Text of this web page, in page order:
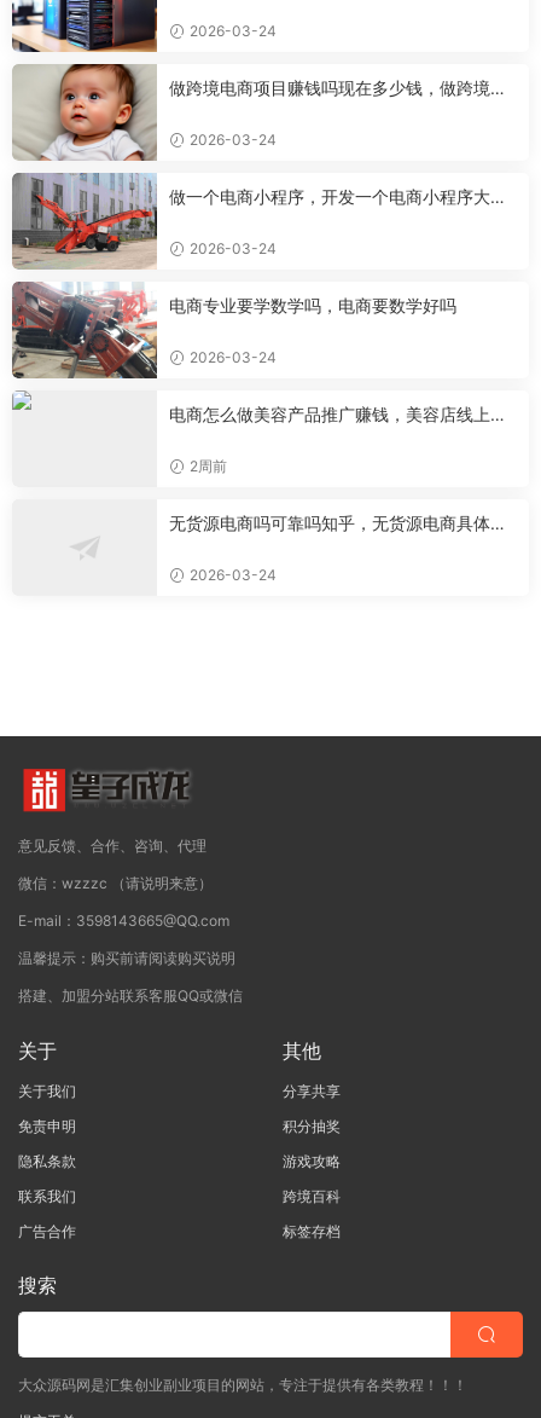
2026-03-24
做跨境电商项目赚钱吗现在多少钱，做跨境电
2026-03-24
做一个电商小程序，开发一个电商小程序大约
2026-03-24
电商专业要学数学吗，电商要数学好吗
2026-03-24
电商怎么做美容产品推广赚钱，美容店线上推
2周前
无货源电商吗可靠吗知乎，无货源电商具体是
2026-03-24
意见反馈、合作、咨询、代理
微信：wzzzc （请说明来意）
E-mail：3598143665@QQ.com
温馨提示：购买前请阅读购买说明
搭建、加盟分站联系客服QQ或微信
关于
关于我们
免责申明
隐私条款
联系我们
广告合作
其他
分享共享
积分抽奖
游戏攻略
跨境百科
标签存档
搜索
大众源码网是汇集创业副业项目的网站，专注于提供有各类教程！！！